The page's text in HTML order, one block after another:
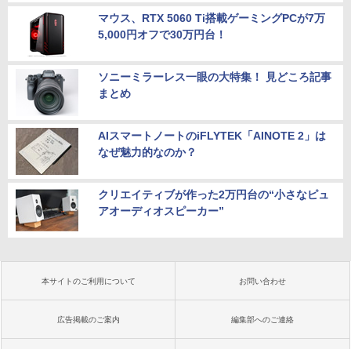
マウス、RTX 5060 Ti搭載ゲーミングPCが7万
5,000円オフで30万円台！
ソニーミラーレス一眼の大特集！ 見どころ記事
まとめ
AIスマートノートのiFLYTEK「AINOTE 2」は
なぜ魅力的なのか？
クリエイティブが作った2万円台の“小さなピュ
アオーディオスピーカー”
本サイトのご利用について お問い合わせ
広告掲載のご案内 編集部へのご連絡